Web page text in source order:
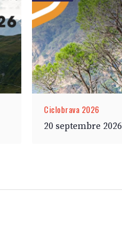
Ciclobrava 2026
20 septembre 2026